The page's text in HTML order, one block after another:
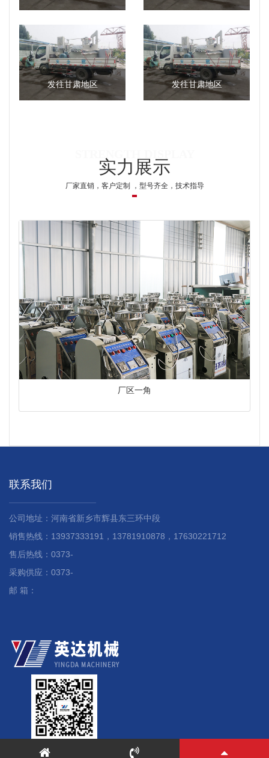
发往甘肃地区 发往甘肃地区
实力展示
厂家直销，客户定制 ，型号齐全，技术指导
厂区一角
联系我们
公司地址：河南省新乡市辉县东三环中段
销售热线：13937333191，13781910878，17630221712
售后热线：0373-
采购供应：0373-
邮 箱：